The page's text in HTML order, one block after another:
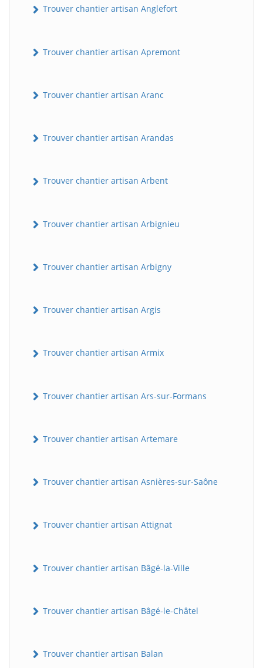
Trouver chantier artisan Anglefort
Trouver chantier artisan Apremont
Trouver chantier artisan Aranc
Trouver chantier artisan Arandas
Trouver chantier artisan Arbent
Trouver chantier artisan Arbignieu
Trouver chantier artisan Arbigny
Trouver chantier artisan Argis
Trouver chantier artisan Armix
Trouver chantier artisan Ars-sur-Formans
Trouver chantier artisan Artemare
Trouver chantier artisan Asnières-sur-Saône
Trouver chantier artisan Attignat
Trouver chantier artisan Bâgé-la-Ville
Trouver chantier artisan Bâgé-le-Châtel
Trouver chantier artisan Balan